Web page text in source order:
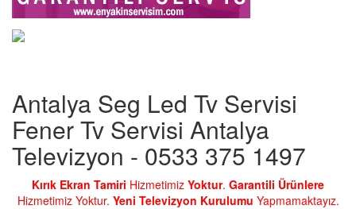
Antalya Seg Led Tv Servisi
Fener Tv Servisi Antalya
Televizyon - 0533 375 1497
Kırık Ekran Tamiri Hizmetimiz Yoktur. Garantili Ürünlere
Hizmetimiz Yoktur. Yeni Televizyon Kurulumu Yapmamaktayız.